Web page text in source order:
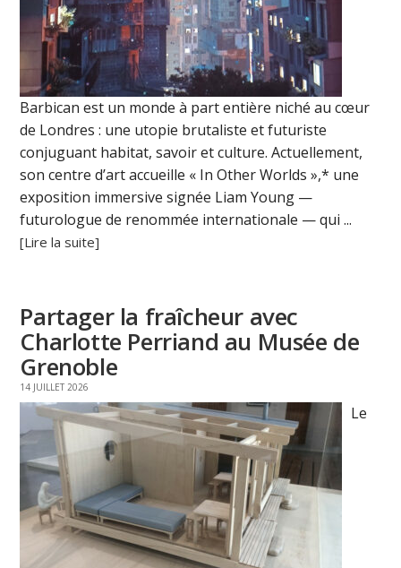
Barbican est un monde à part entière niché au cœur
de Londres : une utopie brutaliste et futuriste
conjuguant habitat, savoir et culture. Actuellement,
son centre d’art accueille « In Other Worlds »,* une
exposition immersive signée Liam Young —
futurologue de renommée internationale — qui ...
[Lire la suite]
Partager la fraîcheur avec
Charlotte Perriand au Musée de
Grenoble
14 JUILLET 2026
Le